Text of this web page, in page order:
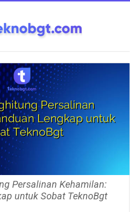
Persalinan Kehamilan:
untuk Sobat TeknoBgt